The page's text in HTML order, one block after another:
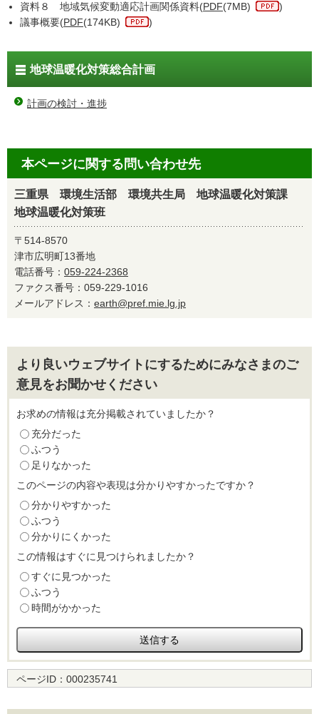
資料８ 地域気候変動適応計画関係資料(PDF(7MB)
)
議事概要(PDF(174KB) )
地球温暖化対策総合計画
計画の検討・進捗
本ページに関する問い合わせ先
三重県 環境生活部 環境共生局 地球温暖化対策課
地球温暖化対策班
〒514-8570
津市広明町13番地
電話番号： 059-224-2368
ファクス番号：059-229-1016
メールアドレス： earth@pref.mie.lg.jp
より良いウェブサイトにするためにみなさまのご
意見をお聞かせください
お求めの情報は充分掲載されていましたか？
充分だった
ふつう
足りなかった
このページの内容や表現は分かりやすかったですか？
分かりやすかった
ふつう
分かりにくかった
この情報はすぐに見つけられましたか？
すぐに見つかった
ふつう
時間がかかった
ページID： 000235741